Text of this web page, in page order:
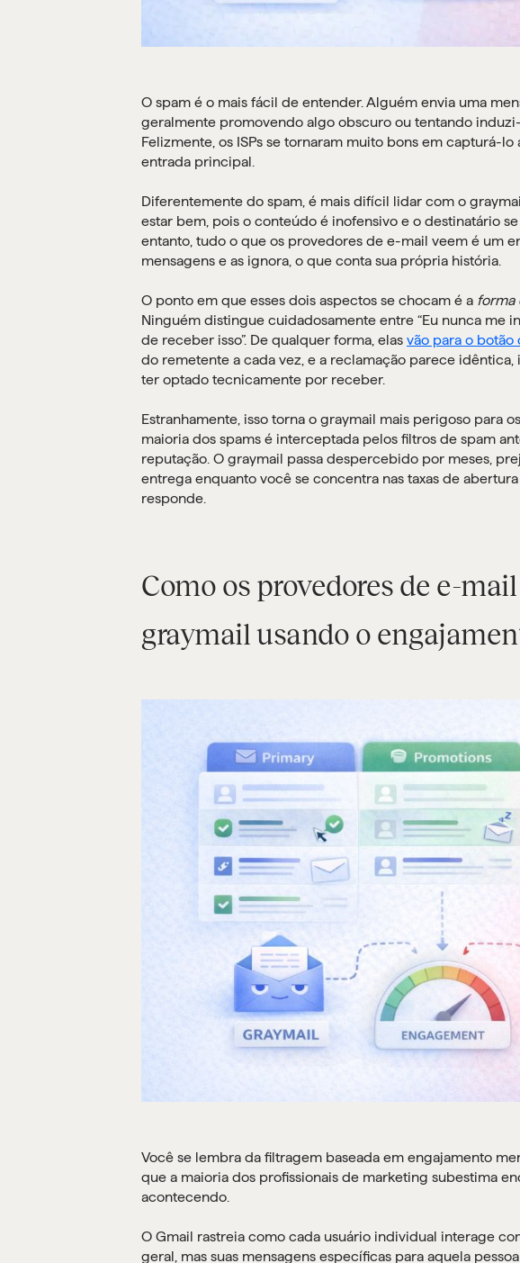
O spam é o mais fácil de entender. Alguém envia uma
geralmente promovendo algo obscuro ou tentando
Felizmente, os ISPs se tornaram muito bons em capturá-
entrada principal.
Diferentemente do spam, é mais difícil lidar com o
estar bem, pois o conteúdo é inofensivo e o destinatário
entanto, tudo o que os provedores de e-mail veem é um
mensagens e as ignora, o que conta sua própria história.
O ponto em que esses dois aspectos se chocam é a forma
Ninguém distingue cuidadosamente entre “Eu nunca me
de receber isso”. De qualquer forma, elas vão para o botão
do remetente a cada vez, e a reclamação parece
ter optado tecnicamente por receber.
Estranhamente, isso torna o graymail mais perigoso para
maioria dos spams é interceptada pelos filtros de spam
reputação. O graymail passa despercebido por meses,
entrega enquanto você se concentra nas taxas de
responde.
Como os provedores de e-
graymail usando o
Você se lembra da filtragem baseada em engajamento
que a maioria dos profissionais de marketing subestima
acontecendo.
O Gmail rastreia como cada usuário individual interage
geral, mas suas mensagens específicas para aquela